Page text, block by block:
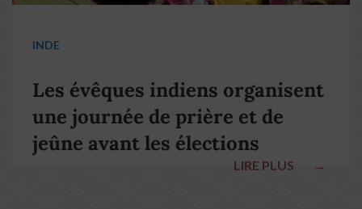
INDE
Les évêques indiens organisent
une journée de prière et de
jeûne avant les élections
LIRE PLUS →